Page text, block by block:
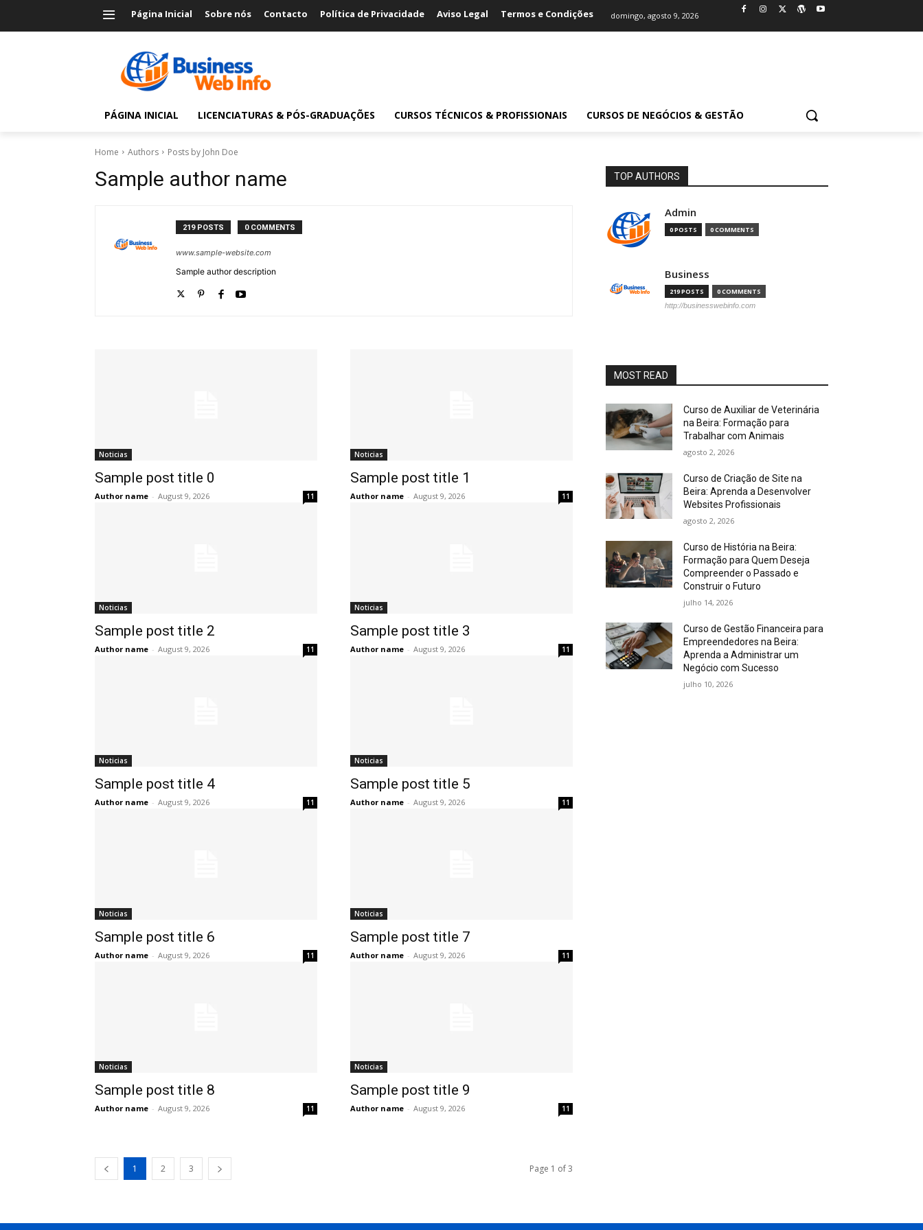
Página Inicial Sobre nós Contacto Política de Privacidade Aviso Legal Termos e Condições domingo, agosto 9, 2026
PÁGINA INICIAL LICENCIATURAS & PÓS-GRADUAÇÕES CURSOS TÉCNICOS & PROFISSIONAIS CURSOS DE NEGÓCIOS & GESTÃO
Home Authors Posts by John Doe
Sample author name
219 POSTS 0 COMMENTS
www.sample-website.com
Sample author description
Noticias
Sample post title 0
Author name - August 9, 2026 11
Noticias
Sample post title 1
Author name - August 9, 2026 11
Noticias
Sample post title 2
Author name - August 9, 2026 11
Noticias
Sample post title 3
Author name - August 9, 2026 11
Noticias
Sample post title 4
Author name - August 9, 2026 11
Noticias
Sample post title 5
Author name - August 9, 2026 11
Noticias
Sample post title 6
Author name - August 9, 2026 11
Noticias
Sample post title 7
Author name - August 9, 2026 11
Noticias
Sample post title 8
Author name - August 9, 2026 11
Noticias
Sample post title 9
Author name - August 9, 2026 11
1 2 3 Page 1 of 3
TOP AUTHORS
Admin
0 POSTS 0 COMMENTS
Business
219 POSTS 0 COMMENTS
http://businesswebinfo.com
MOST READ
Curso de Auxiliar de Veterinária
na Beira: Formação para
Trabalhar com Animais
agosto 2, 2026
Curso de Criação de Site na
Beira: Aprenda a Desenvolver
Websites Profissionais
agosto 2, 2026
Curso de História na Beira:
Formação para Quem Deseja
Compreender o Passado e
Construir o Futuro
julho 14, 2026
Curso de Gestão Financeira para
Empreendedores na Beira:
Aprenda a Administrar um
Negócio com Sucesso
julho 10, 2026